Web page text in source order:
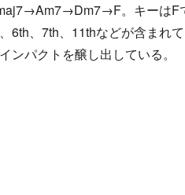
。キーはFで
6th、7th、11thなどが含まれ
ンパクトを醸し出している。